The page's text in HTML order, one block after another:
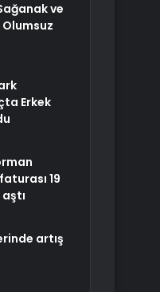
ve
Olumsuz
Erkek
19
artış